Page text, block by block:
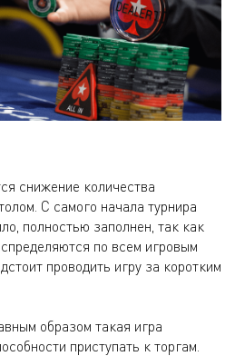
снижение количества
С самого начала турнира
полностью заполнен, так как
по всем игровым
проводить игру за коротким
образом такая игра
приступать к торгам.